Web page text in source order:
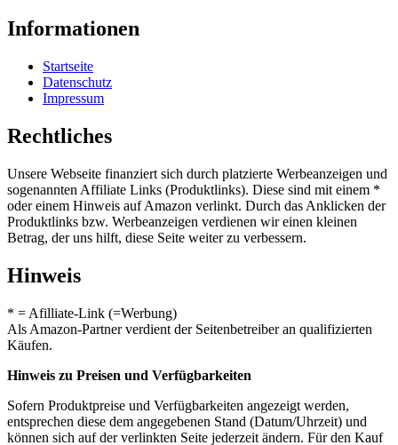
Informationen
Startseite
Datenschutz
Impressum
Rechtliches
Unsere Webseite finanziert sich durch platzierte Werbeanzeigen und
sogenannten Affiliate Links (Produktlinks). Diese sind mit einem *
oder einem Hinweis auf Amazon verlinkt. Durch das Anklicken der
Produktlinks bzw. Werbeanzeigen verdienen wir einen kleinen
Betrag, der uns hilft, diese Seite weiter zu verbessern.
Hinweis
* = Afilliate-Link (=Werbung)
Als Amazon-Partner verdient der Seitenbetreiber an qualifizierten
Käufen.
Hinweis zu Preisen und Verfügbarkeiten
Sofern Produktpreise und Verfügbarkeiten angezeigt werden,
entsprechen diese dem angegebenen Stand (Datum/Uhrzeit) und
können sich auf der verlinkten Seite jederzeit ändern. Für den Kauf